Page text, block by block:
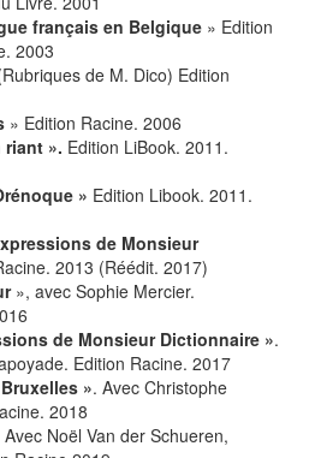
français en Belgique » Edition
2003
de M. Dico) Edition
» Edition Racine. 2006
riant ». Edition LiBook. 2011.
» Edition Libook. 2011.
de Monsieur
2013 (Réédit. 2017)
», avec Sophie Mercier.
de Monsieur Dictionnaire ».
Edition Racine. 2017
». Avec Christophe
2018
Avec Noël Van der Schueren,